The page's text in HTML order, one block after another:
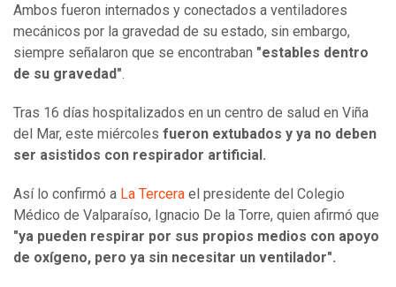
Ambos fueron internados y conectados a ventiladores
mecánicos por la gravedad de su estado, sin embargo,
siempre señalaron que se encontraban "estables dentro
de su gravedad".
Tras 16 días hospitalizados en un centro de salud en Viña
del Mar, este miércoles fueron extubados y ya no deben
ser asistidos con respirador artificial.
Así lo confirmó a La Tercera el presidente del Colegio
Médico de Valparaíso, Ignacio De la Torre, quien afirmó que
"ya pueden respirar por sus propios medios con apoyo
de oxígeno, pero ya sin necesitar un ventilador".